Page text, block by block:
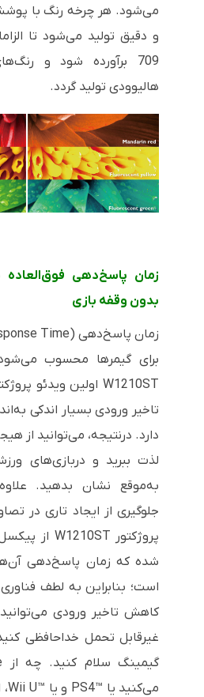
می‌شود. هر چرخه رنگ با
و دقیق تولید می‌شود تا
709 برآورده شود و
هالیوودی تولید گردد.
زمان پاسخ‌دهی
بدون وقفه بازی
زمان پاسخ‌دهی (Time
برای گیمرها محسوب می‌شود
W1210STاولین ویدئو
دارد. درنتیجه، می‌توانید از
لذت ببرید و دربازی‌های
به‌موقع نشان بدهید.
جلوگیری از ایجاد تاری در
پروژکتور W1210ST از
شده که زمان پاسخ‌دهی
است؛ بنابراین به لطف
کاهش تاخیر ورودی
غیرقابل تحمل خداحافظی
گیمینگ سلام کنید. چه از
می‌کنید یا PS4™ و یا Wii U™